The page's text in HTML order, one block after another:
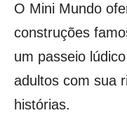
O Mini Mundo
construções
um passeio
adultos com sua
histórias.